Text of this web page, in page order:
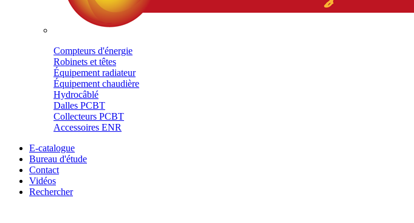
Compteurs d'énergie
Robinets et têtes
Équipement radiateur
Équipement chaudière
Hydrocâblé
Dalles PCBT
Collecteurs PCBT
Accessoires ENR
E-catalogue
Bureau d'étude
Contact
Vidéos
Rechercher